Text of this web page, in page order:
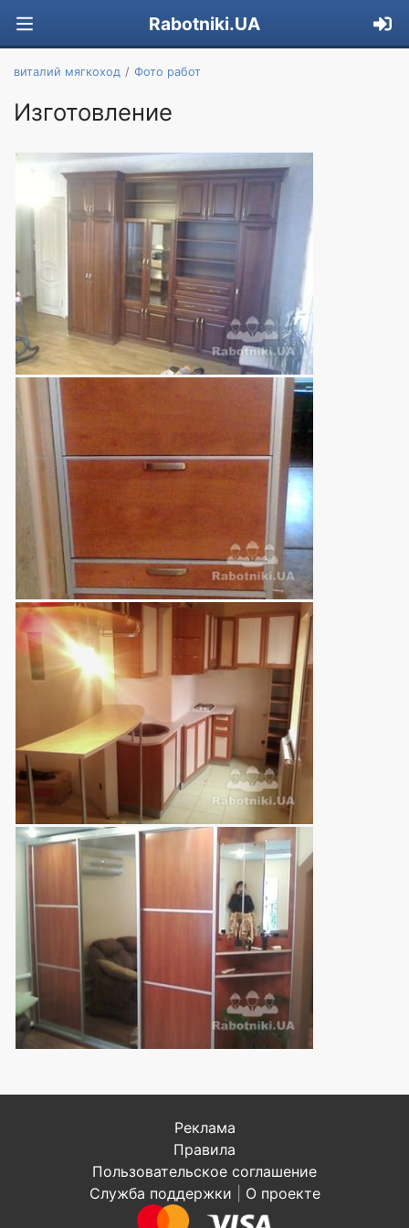
Rabotniki.UA
виталий мягкоход Фото работ
Изготовление
Реклама
Правила
Пользовательское соглашение
Служба поддержки
О проекте